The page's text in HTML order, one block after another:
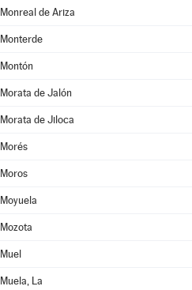
Monreal de Ariza
Monterde
Montón
Morata de Jalón
Morata de Jiloca
Morés
Moros
Moyuela
Mozota
Muel
Muela, La